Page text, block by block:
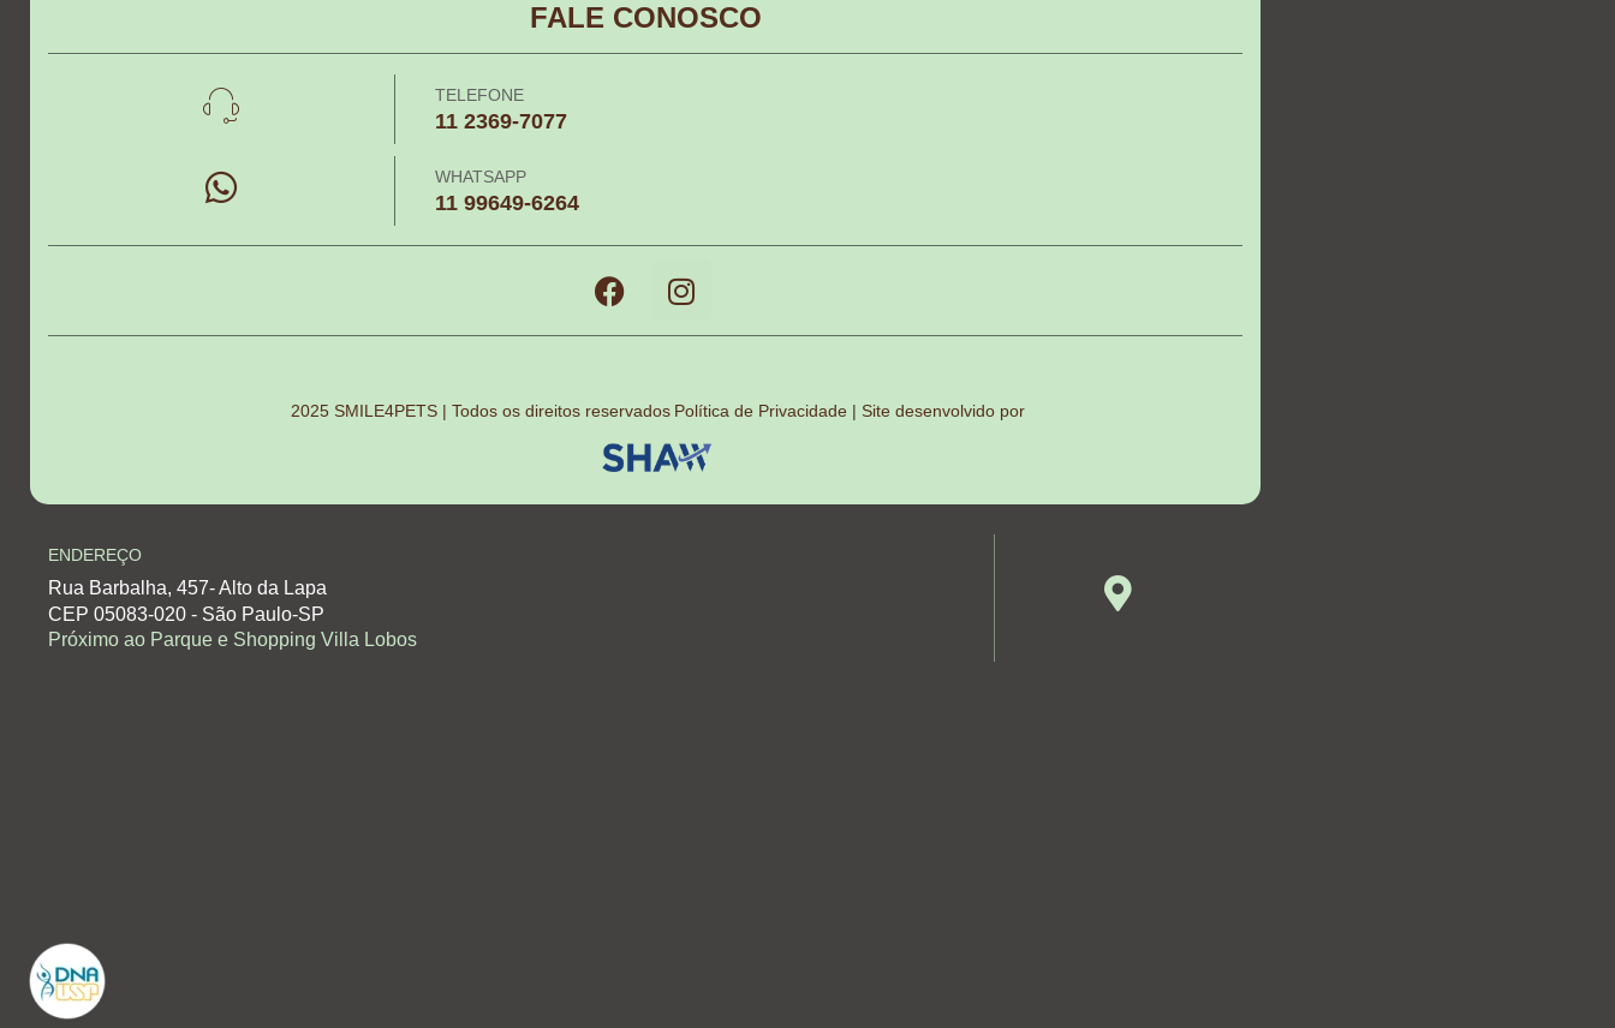
FALE CONOSCO
TELEFONE
11 2369-7077
WHATSAPP
11 99649-6264
2025 SMILE4PETS | Todos os direitos reservados Política de Privacidade | Site desenvolvido por
ENDEREÇO
Rua Barbalha, 457- Alto da Lapa
CEP 05083-020 - São Paulo-SP
Próximo ao Parque e Shopping Villa Lobos